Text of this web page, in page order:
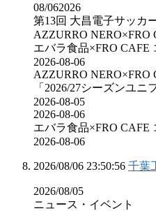
08/062026
第13回 大昌電子サッカ
AZZURRO NERO×FRO
エバラ食品×FRO CAFE
2026-08-06
AZZURRO NERO×FRO
「2026/27シーズンユ
2026-08-05
2026-08-06
エバラ食品×FRO CAFE
2026-08-06
2026/08/06 23:50:56 千葉
2026/08/05
ニュース・イベント